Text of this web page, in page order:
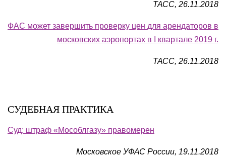
ТАСС, 26.11.2018
ФАС может завершить проверку цен для арендаторов в
московских аэропортах в I квартале 2019 г.
ТАСС, 26.11.2018
СУДЕБНАЯ ПРАКТИКА
Суд: штраф «Мособлгазу» правомерен
Московское УФАС России, 19.11.2018